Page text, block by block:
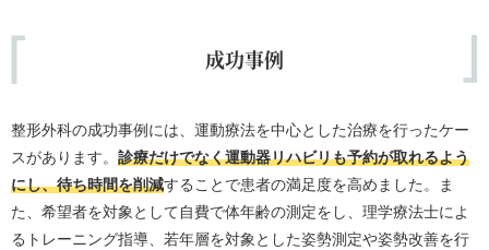
成功事例
整形外科の成功事例には、運動療法を中心とした治療を行ったケー
スがあります。 診療だけでなく運動器リハビリも予約が取れるよう
にし、待ち時間を削減することで患者の満足度を高めました。ま
た、希望者を対象として自費で体年齢の測定をし、理学療法士によ
るトレーニング指導、若年層を対象とした姿勢測定や姿勢改善を行